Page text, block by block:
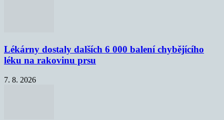
Lékárny dostaly dalších 6 000 balení chybějícího
léku na rakovinu prsu
7. 8. 2026